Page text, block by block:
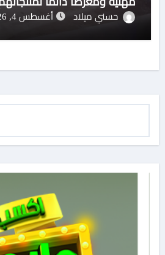
حسني ميلاد أغسطس 4, 2026